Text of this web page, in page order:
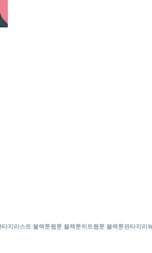
지리스트 블랙툰웹툰 블랙툰히트웹툰 블랙툰판타지리